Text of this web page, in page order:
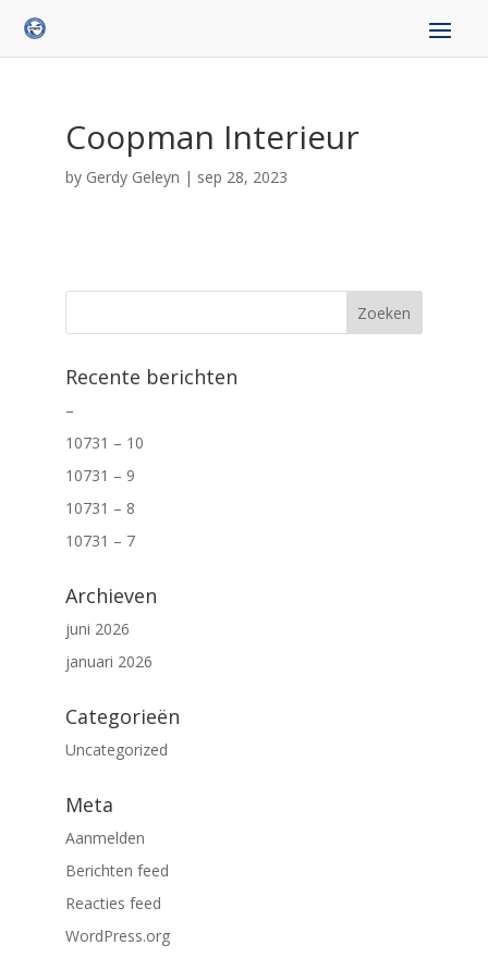
Coopman Interieur
by Gerdy Geleyn | sep 28, 2023
Recente berichten
–
10731 – 10
10731 – 9
10731 – 8
10731 – 7
Archieven
juni 2026
januari 2026
Categorieën
Uncategorized
Meta
Aanmelden
Berichten feed
Reacties feed
WordPress.org